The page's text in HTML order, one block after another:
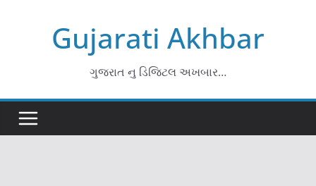
Gujarati Akhbar
ગુજરાત નુ ડિજિટલ અખબાર…